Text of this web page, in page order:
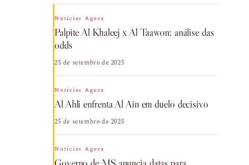
Notícias Agora
Palpite Al Khaleej x Al Taawon: análise das
odds
25 de setembro de 2025
Notícias Agora
Al Ahli enfrenta Al Ain em duelo decisivo
25 de setembro de 2025
Notícias Agora